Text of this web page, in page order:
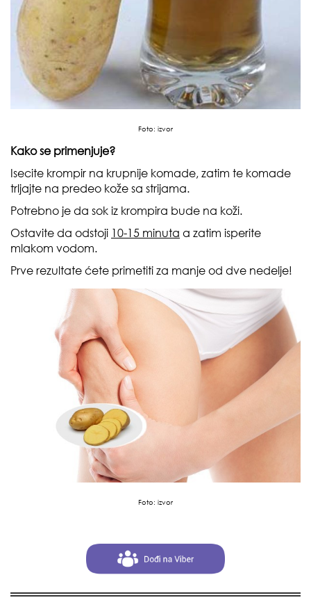
Foto: izvor
Kako se primenjuje?
Isecite krompir na krupnije komade, zatim te komade
trljajte na predeo kože sa strijama.
Potrebno je da sok iz krompira bude na koži.
Ostavite da odstoji 10-15 minuta a zatim isperite
mlakom vodom.
Prve rezultate ćete primetiti za manje od dve nedelje!
Foto: izvor